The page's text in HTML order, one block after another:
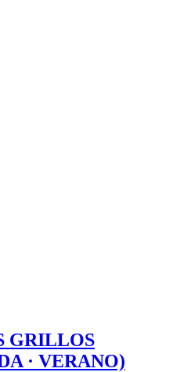
GRILLOS
· VERANO)